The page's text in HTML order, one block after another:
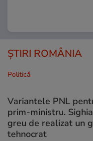
ȘTIRI ROMÂNIA
Politică
Variantele PNL
prim-ministru.
greu de realizat un
tehnocrat